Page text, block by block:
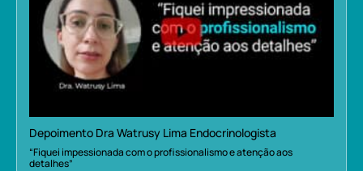
Depoimento Dra Watrusy Lima Endocrinologista
“Fiquei impessionada com o profissionalismo e atenção aos
detalhes”